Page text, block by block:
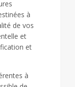
à
de vos
et
et
à